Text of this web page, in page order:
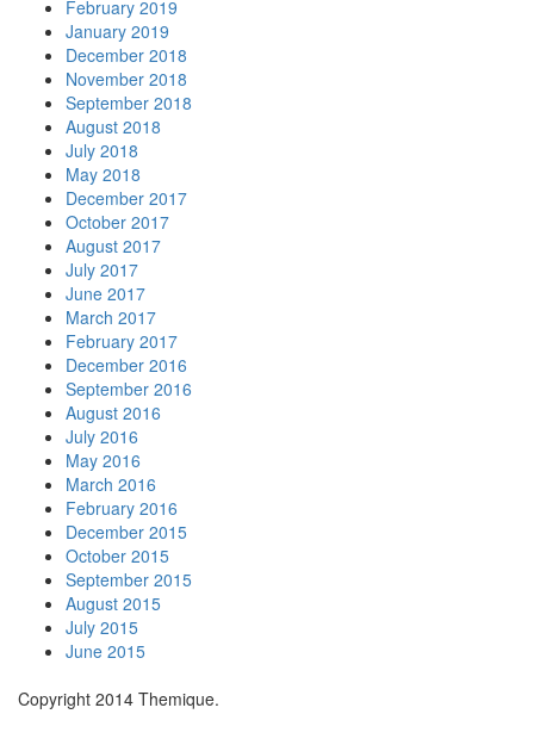
February 2019
January 2019
December 2018
November 2018
September 2018
August 2018
July 2018
May 2018
December 2017
October 2017
August 2017
July 2017
June 2017
March 2017
February 2017
December 2016
September 2016
August 2016
July 2016
May 2016
March 2016
February 2016
December 2015
October 2015
September 2015
August 2015
July 2015
June 2015
Copyright 2014 Themique.